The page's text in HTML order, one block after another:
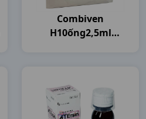
Combiven
H10ống2,5ml